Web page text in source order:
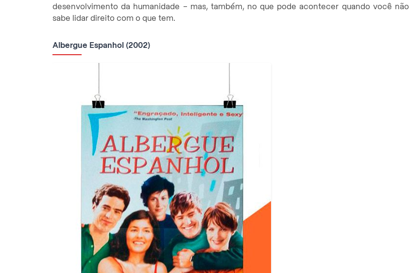
desenvolvimento da humanidade – mas, também, no que pode acontecer quando você não
sabe lidar direito com o que tem.
Albergue Espanhol (2002)